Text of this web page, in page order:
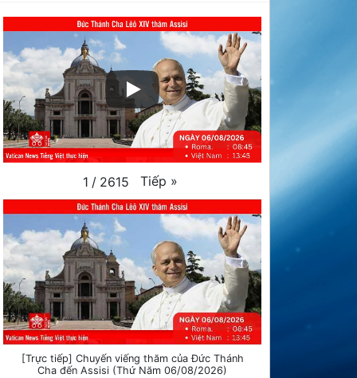
1 / 2615 Tiếp »
[Trực tiếp] Chuyến viếng thăm của Đức Thánh
Cha đến Assisi (Thứ Năm 06/08/2026)